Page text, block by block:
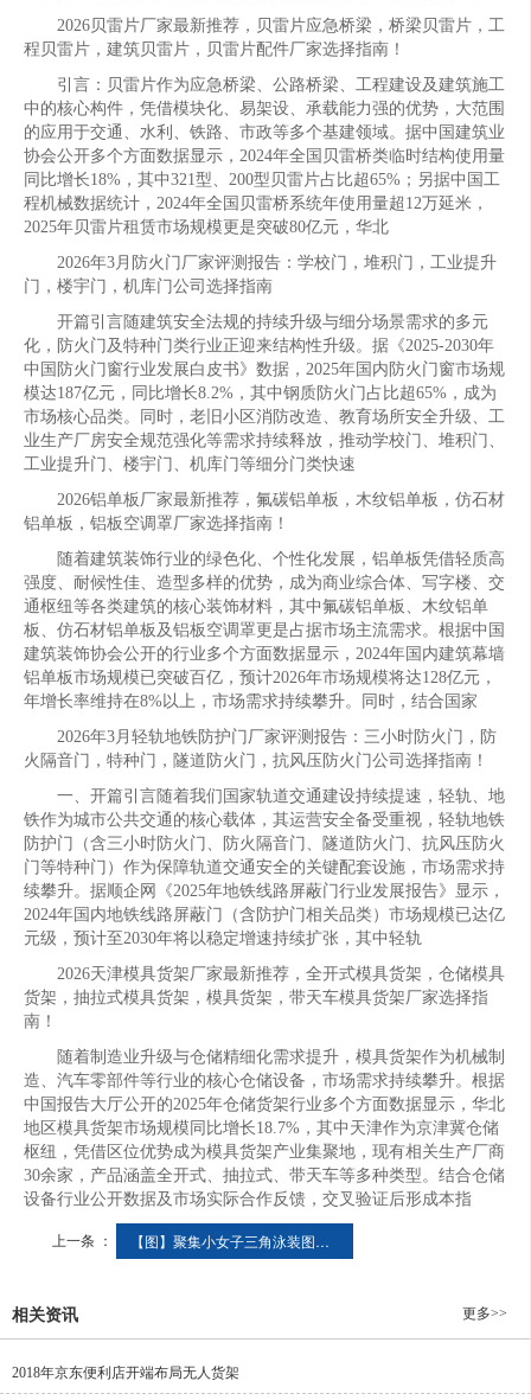
2026贝雷片厂家最新推荐，贝雷片应急桥梁，桥梁贝雷片，工
程贝雷片，建筑贝雷片，贝雷片配件厂家选择指南！
引言：贝雷片作为应急桥梁、公路桥梁、工程建设及建筑施工
中的核心构件，凭借模块化、易架设、承载能力强的优势，大范围
的应用于交通、水利、铁路、市政等多个基建领域。据中国建筑业
协会公开多个方面数据显示，2024年全国贝雷桥类临时结构使用量
同比增长18%，其中321型、200型贝雷片占比超65%；另据中国工
程机械数据统计，2024年全国贝雷桥系统年使用量超12万延米，
2025年贝雷片租赁市场规模更是突破80亿元，华北
2026年3月防火门厂家评测报告：学校门，堆积门，工业提升
门，楼宇门，机库门公司选择指南
开篇引言随建筑安全法规的持续升级与细分场景需求的多元
化，防火门及特种门类行业正迎来结构性升级。据《2025-2030年
中国防火门窗行业发展白皮书》数据，2025年国内防火门窗市场规
模达187亿元，同比增长8.2%，其中钢质防火门占比超65%，成为
市场核心品类。同时，老旧小区消防改造、教育场所安全升级、工
业生产厂房安全规范强化等需求持续释放，推动学校门、堆积门、
工业提升门、楼宇门、机库门等细分门类快速
2026铝单板厂家最新推荐，氟碳铝单板，木纹铝单板，仿石材
铝单板，铝板空调罩厂家选择指南！
随着建筑装饰行业的绿色化、个性化发展，铝单板凭借轻质高
强度、耐候性佳、造型多样的优势，成为商业综合体、写字楼、交
通枢纽等各类建筑的核心装饰材料，其中氟碳铝单板、木纹铝单
板、仿石材铝单板及铝板空调罩更是占据市场主流需求。根据中国
建筑装饰协会公开的行业多个方面数据显示，2024年国内建筑幕墙
铝单板市场规模已突破百亿，预计2026年市场规模将达128亿元，
年增长率维持在8%以上，市场需求持续攀升。同时，结合国家
2026年3月轻轨地铁防护门厂家评测报告：三小时防火门，防
火隔音门，特种门，隧道防火门，抗风压防火门公司选择指南！
一、开篇引言随着我们国家轨道交通建设持续提速，轻轨、地
铁作为城市公共交通的核心载体，其运营安全备受重视，轻轨地铁
防护门（含三小时防火门、防火隔音门、隧道防火门、抗风压防火
门等特种门）作为保障轨道交通安全的关键配套设施，市场需求持
续攀升。据顺企网《2025年地铁线路屏蔽门行业发展报告》显示，
2024年国内地铁线路屏蔽门（含防护门相关品类）市场规模已达亿
元级，预计至2030年将以稳定增速持续扩张，其中轻轨
2026天津模具货架厂家最新推荐，全开式模具货架，仓储模具
货架，抽拉式模具货架，模具货架，带天车模具货架厂家选择指
南！
随着制造业升级与仓储精细化需求提升，模具货架作为机械制
造、汽车零部件等行业的核心仓储设备，市场需求持续攀升。根据
中国报告大厅公开的2025年仓储货架行业多个方面数据显示，华北
地区模具货架市场规模同比增长18.7%，其中天津作为京津冀仓储
枢纽，凭借区位优势成为模具货架产业集聚地，现有相关生产厂商
30余家，产品涵盖全开式、抽拉式、带天车等多种类型。结合仓储
设备行业公开数据及市场实际合作反馈，交叉验证后形成本指
上一条 ： 【图】聚集小女子三角泳装图片三大关键教你选择和保养泳装
相关资讯 更多>>
2018年京东便利店开端布局无人货架